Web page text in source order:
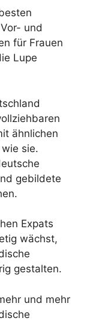
und
für Frauen
Lupe
ähnlichen
sie.
gebildete
Expats
wächst,
gestalten.
und mehr